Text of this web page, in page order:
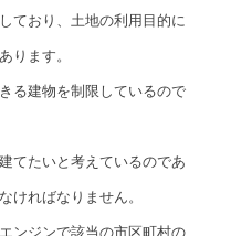
ており、土地の利用目的に
ります。
る建物を制限しているので
てたいと考えているのであ
ければなりません。
ンジンで該当の市区町村の